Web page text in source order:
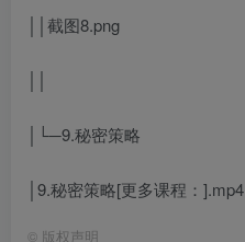
││截图8.png
│└─9.秘密策略
│9.秘密策略[更多课程：].mp4
© 版权声明